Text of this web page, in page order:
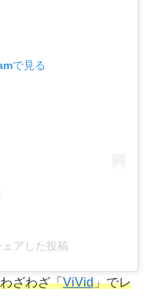
で見る
アした投稿
ざわざ「ViVid」でレ